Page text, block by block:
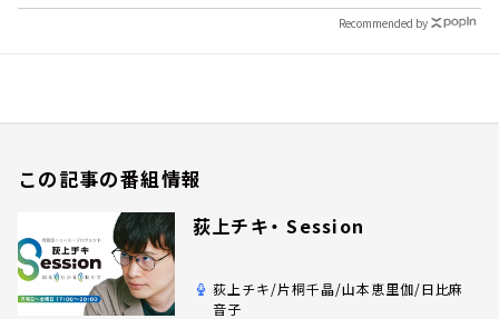
Recommended by
この記事の番組情報
荻上チキ・ Session
荻上チキ/片桐千晶/山本恵里伽/日比麻
音子